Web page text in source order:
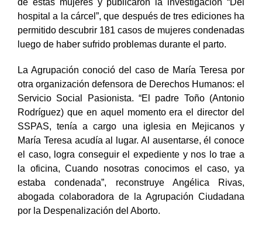
de estas mujeres y publicaron la investigación “Del
hospital a la cárcel”, que después de tres ediciones ha
permitido descubrir 181 casos de mujeres condenadas
luego de haber sufrido problemas durante el parto.
La Agrupación conoció del caso de María Teresa por
otra organización defensora de Derechos Humanos: el
Servicio Social Pasionista. “El padre Toño (Antonio
Rodríguez) que en aquel momento era el director del
SSPAS, tenía a cargo una iglesia en Mejicanos y
María Teresa acudía al lugar. Al ausentarse, él conoce
el caso, logra conseguir el expediente y nos lo trae a
la oficina, Cuando nosotras conocimos el caso, ya
estaba condenada”, reconstruye Angélica Rivas,
abogada colaboradora de la Agrupación Ciudadana
por la Despenalización del Aborto.